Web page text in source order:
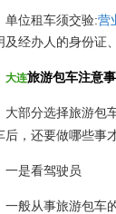
单位租车须交验:营
及经办人的身份证
大连旅游包车注意
大部分选择旅游包
后，还要做哪些事
一是看驾驶员
一般从事旅游包车